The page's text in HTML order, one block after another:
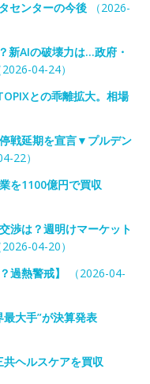
センターの今後（2026-
新AIの破壊力は…政府・
04-24）
との乖離拡大。相場
戦延期を宣言▼プルデン
22）
を1100億円で買収
渉は？週明けマーケット
04-20）
過熱警戒】
（2026-04-
大手”が決算発表
ヘルスケアを買収